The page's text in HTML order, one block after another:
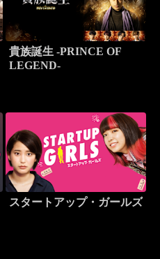
貴族誕生 -PRINCE OF
LEGEND-
スタートアップ・ガールズ